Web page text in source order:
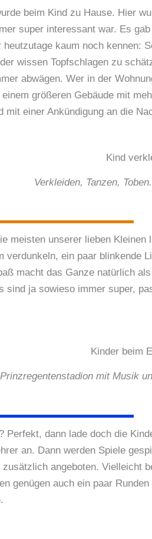
beim Kind zu Hause. Hier
super interessant war. Es
kaum noch kennen:
wissen Topfschlagen zu
abwägen. Wer in der
größeren Gebäude mit
einer Ankündigung an die
Verkleiden, Tanzen,
meisten unserer lieben
verdunkeln, ein paar
macht das Ganze natürlich
sind ja sowieso immer super,
mit Musik
dann lade doch die
an. Dann werden Spiele
angeboten. Vielleicht
genügen auch ein paar